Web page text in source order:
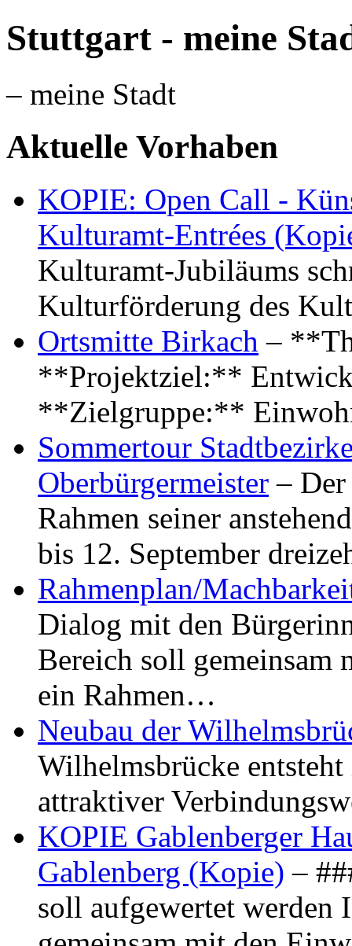
Stuttgart - meine
– meine Stadt
Aktuelle Vorhaben
KOPIE: Open Call -
Kulturamt-Entrées
Kulturamt-Jubiläums
Kulturförderung des
Ortsmitte Birkach –
**Projektziel:**
**Zielgruppe:**
Sommertour
Oberbürgermeister –
Rahmen seiner
bis 12. September
Rahmenplan/
Dialog mit den
Bereich soll gemeinsam
ein Rahmen…
Neubau der
Wilhelmsbrücke
attraktiver
KOPIE Gablenberger
Gablenberg (Kopie) –
soll aufgewertet werden